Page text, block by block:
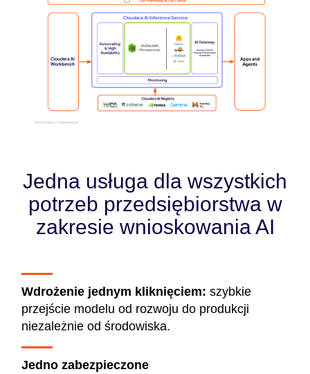
Jedna usługa dla wszystkich
potrzeb przedsiębiorstwa w
zakresie wnioskowania AI
Wdrożenie jednym kliknięciem: szybkie
przejście modelu od rozwoju do produkcji
niezależnie od środowiska.
Jedno zabezpieczone